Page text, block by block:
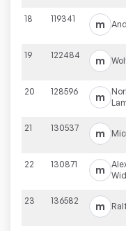
18 119341 m
19 122484 m
20 128596 m
21 130537 m
22 130871 m
23 136582 m